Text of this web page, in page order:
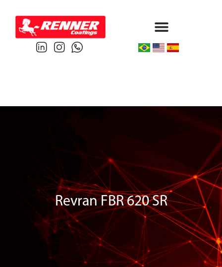
Revran FBR 620 SR